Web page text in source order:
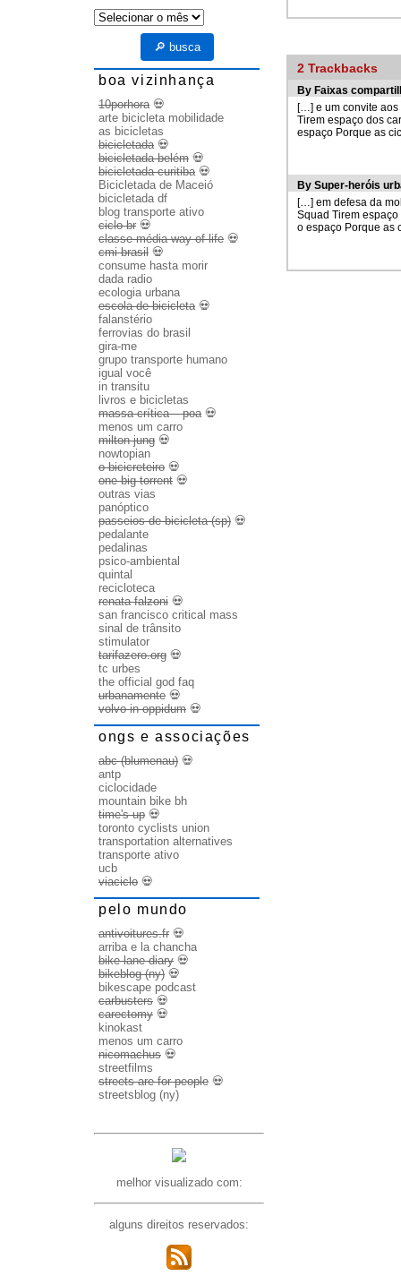
2 Trackbacks
By Faixas
[…] e um convite aos
Tirem espaço dos
espaço Porque as
By Super-heróis
[…] em defesa da
Squad Tirem
o espaço Porque as
arquivo
🔎 busca
boa vizinhança
10porhora💀
arte bicicleta mobilidade
as bicicletas
bicicletada💀
bicicletada belém 💀
bicicletada curitiba💀
Bicicletada de Maceió
bicicletada df
blog transporte ativo
ciclo br 💀
classe média way of life 💀
cmi brasil 💀
consume hasta morir
dada radio
ecologia urbana
escola de bicicleta💀
falanstério
ferrovias do brasil
gira-me
grupo transporte humano
igual você
in transitu
livros e bicicletas
massa crítica – poa💀
menos um carro
milton jung 💀
nowtopian
o bicicreteiro 💀
one big torrent 💀
outras vias
panóptico
passeios de bicicleta (sp) 💀
pedalante
pedalinas
psico-ambiental
quintal
recicloteca
renata falzoni 💀
san francisco critical mass
sinal de trânsito
stimulator
tarifazero.org 💀
tc urbes
the official god faq
urbanamente 💀
volvo in oppidum 💀
ongs e associações
abc (blumenau) 💀
antp
ciclocidade
mountain bike bh
time's up 💀
toronto cyclists union
transportation alternatives
transporte ativo
ucb
viaciclo 💀
pelo mundo
antivoitures.fr 💀
arriba e la chancha
bike lane diary 💀
bikeblog (ny) 💀
bikescape podcast
carbusters 💀
carectomy 💀
kinokast
menos um carro
nicomachus 💀
streetfilms
streets are for people 💀
streetsblog (ny)
melhor visualizado com:
alguns direitos reservados: